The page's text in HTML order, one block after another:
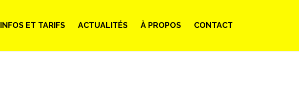
INFOS ET TARIFS ACTUALITÉS À PROPOS CONTACT